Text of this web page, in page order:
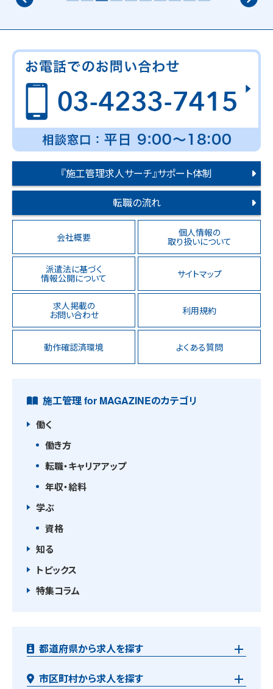
『施工管理求人サーチ』サポート体制
転職の流れ
会社概要 個人情報の
取り扱いについて
派遣法に基づく
情報公開について サイトマップ
求人掲載の
お問い合わせ 利用規約
動作確認済環境 よくある質問
施工管理 for MAGAZINEのカテゴリ
働く
働き方
転職・キャリアアップ
年収・給料
学ぶ
資格
知る
トピックス
特集コラム
都道府県から求人を探す
市区町村から求人を探す